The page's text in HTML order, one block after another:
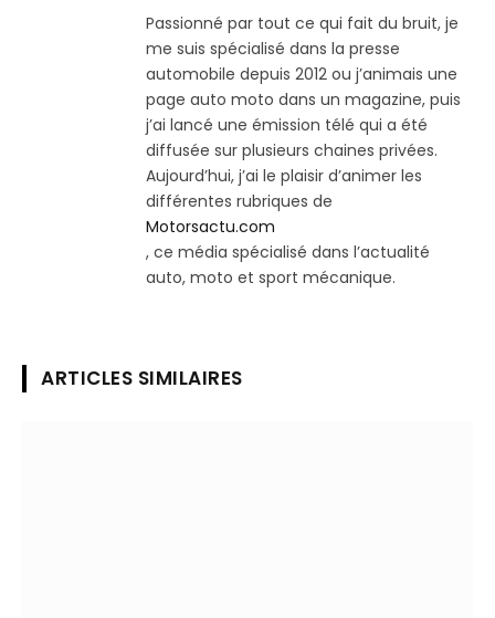
Passionné par tout ce qui fait du bruit, je
me suis spécialisé dans la presse
automobile depuis 2012 ou j’animais une
page auto moto dans un magazine, puis
j’ai lancé une émission télé qui a été
diffusée sur plusieurs chaines privées.
Aujourd’hui, j’ai le plaisir d’animer les
différentes rubriques de
Motorsactu.com
, ce média spécialisé dans l’actualité
auto, moto et sport mécanique.
ARTICLES SIMILAIRES